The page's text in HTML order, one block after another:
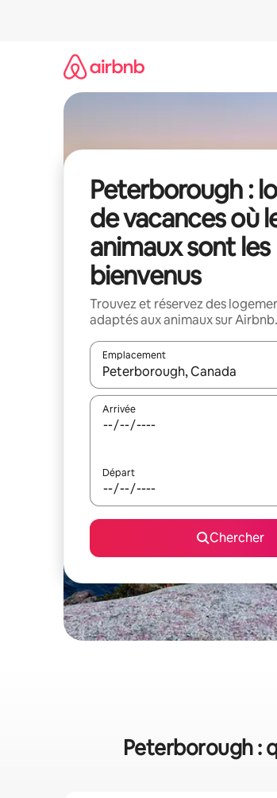
Peterborough :
de vacances où
animaux sont les
bienvenus
Trouvez et réservez des
adaptés aux animaux sur Airbnb.
Emplacement
Quand les résultats sont affichés,
Arrivée
Départ
Chercher
Peterborough :